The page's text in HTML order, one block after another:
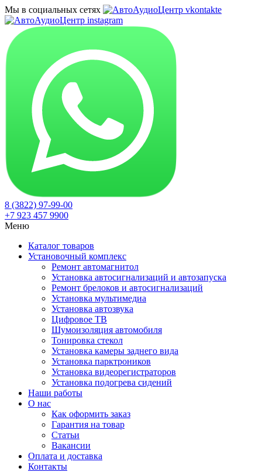
Мы в социальных сетях
8 (3822) 97-99-00
+7 923 457 9900
Меню
Каталог товаров
Установочный комплекс
Ремонт автомагнитол
Установка автосигнализаций и автозапуска
Ремонт брелоков и автосигнализаций
Установка мультимедиа
Установка автозвука
Цифровое ТВ
Шумоизоляция автомобиля
Тонировка стекол
Установка камеры заднего вида
Установка парктроников
Установка видеорегистраторов
Установка подогрева сидений
Наши работы
О нас
Как оформить заказ
Гарантия на товар
Статьи
Вакансии
Оплата и доставка
Контакты